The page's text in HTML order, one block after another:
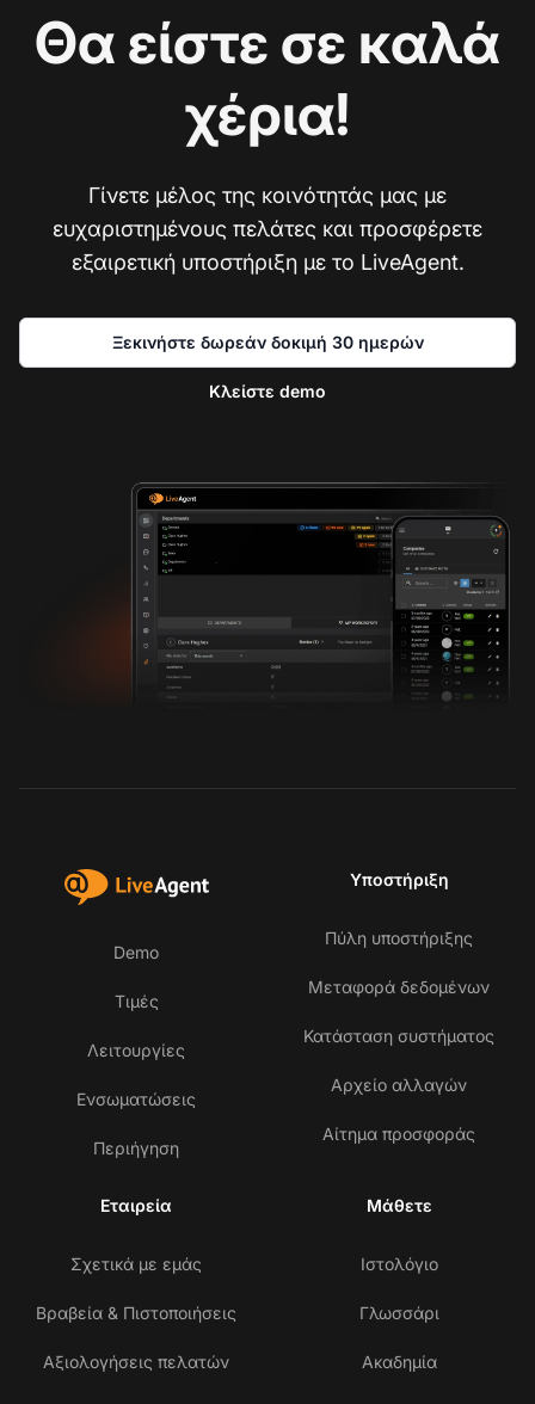
Θα είστε σε καλά
χέρια!
Γίνετε μέλος της κοινότητάς μας με
ευχαριστημένους πελάτες και προσφέρετε
εξαιρετική υποστήριξη με το LiveAgent.
Ξεκινήστε δωρεάν δοκιμή 30 ημερών
Κλείστε demo
Demo
Τιμές
Λειτουργίες
Ενσωματώσεις
Περιήγηση
Υποστήριξη
Πύλη υποστήριξης
Μεταφορά δεδομένων
Κατάσταση συστήματος
Αρχείο αλλαγών
Αίτημα προσφοράς
Εταιρεία
Σχετικά με εμάς
Βραβεία & Πιστοποιήσεις
Αξιολογήσεις πελατών
Μάθετε
Ιστολόγιο
Γλωσσάρι
Ακαδημία